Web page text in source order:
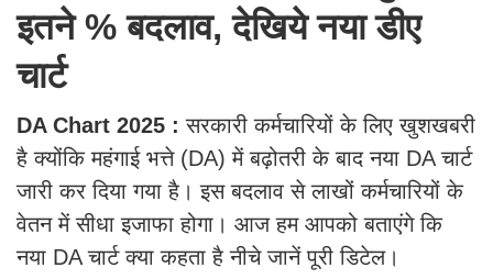
इतने % बदलाव, देखिये नया डीए
चार्ट
DA Chart 2025 :सरकारी कर्मचारियों के लिए खुशखबरी
है क्योंकि महंगाई भत्ते (DA) में बढ़ोतरी के बाद नया DA चार्ट
जारी कर दिया गया है। इस बदलाव से लाखों कर्मचारियों के
वेतन में सीधा इजाफा होगा। आज हम आपको बताएंगे कि
नया DA चार्ट क्या कहता है नीचे जानें पूरी डिटेल।